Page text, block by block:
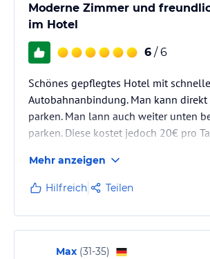
Moderne Zimmer und
im Hotel
6 / 6
Schönes gepflegtes Hotel mit
Autobahnanbindung. Man kann
parken. Man lann auch weiter unten
parken. Diese kostet jedoch 20€ pro
Mehr anzeigen
Hilfreich Teilen
Max (31-35)